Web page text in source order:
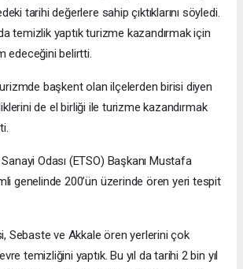
tarihi değerlere sahip çıktıklarını söyledi.
temizlik yaptık turizme kazandırmak için
edeceğini belirtti.
başkent olan ilçelerden birisi diyen
de el birliği ile turizme kazandırmak
Odası (ETSO) Başkanı Mustafa
genelinde 200’ün üzerinde ören yeri tespit
Sebaste ve Akkale ören yerlerini çok
temizliğini yaptık. Bu yıl da tarihi 2 bin yıl